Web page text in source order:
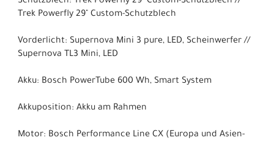
Trek Powerfly 29" Custom-Schutzblech
Vorderlicht: Supernova Mini 3 pure, LED, Scheinwerfer //
Supernova TL3 Mini, LED
Akku: Bosch PowerTube 600 Wh, Smart System
Akkuposition: Akku am Rahmen
Motor: Bosch Performance Line CX (Europa und Asien-